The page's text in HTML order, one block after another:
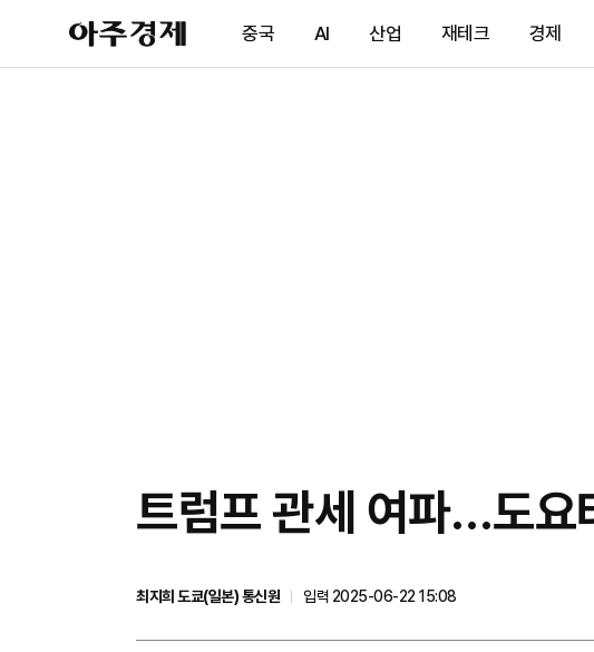
아
주
제
중국 AI 산업 재테크 경제
트럼프 관세 여파…도요
최지희 도쿄(일본) 통신원
입력 2025-06-22 15:08